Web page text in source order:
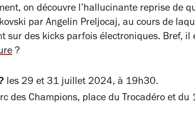
on découvre l’hallucinante reprise de
par Angelin Preljocaj, au cours de
sur des kicks parfois électroniques. Bref, il
?
les 29 et 31 juillet 2024, à 19h30.
des Champions, place du Trocadéro et